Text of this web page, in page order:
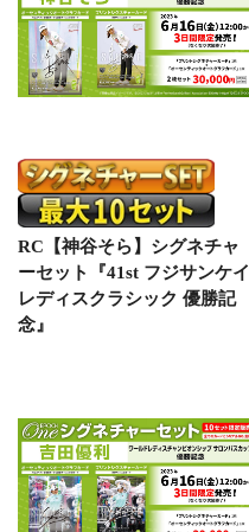
RC【神谷そら】シグネチャ
ーセット『41st フジサンケイ
レディスクラシック 優勝記
念』